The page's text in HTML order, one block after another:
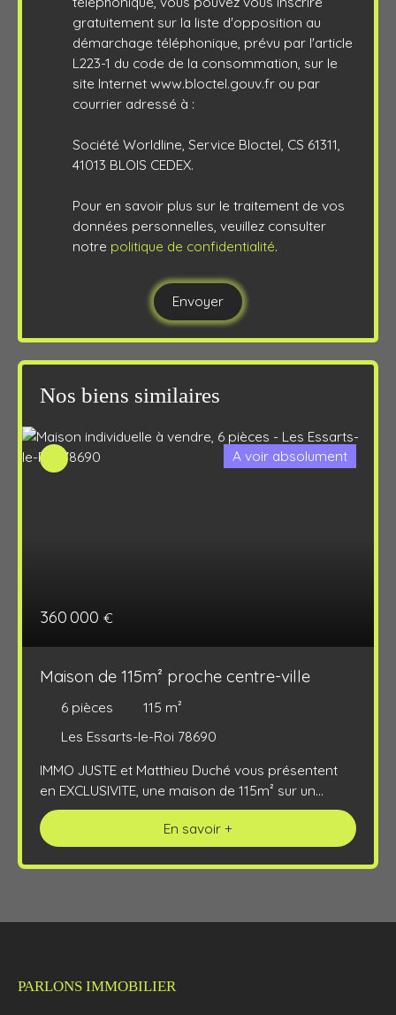
gratuitement sur la liste d'opposition au
démarchage téléphonique, prévu par l'article
L223-1 du code de la consommation, sur le
site Internet www.bloctel.gouv.fr ou par
courrier adressé à :
Société Worldline, Service Bloctel, CS 61311,
41013 BLOIS CEDEX.
Pour en savoir plus sur le traitement de vos
données personnelles, veuillez consulter
notre politique de confidentialité.
Envoyer
Nos biens similaires
360 000 €
A voir absolument
Maison de 115m² proche centre-ville
6 pièces 115 m²
Les Essarts-le-Roi 78690
IMMO JUSTE et Matthieu Duché vous présentent
en EXCLUSIVITE, une maison de 115m² sur un
terrain de 607m². Au rez-de-chaussée, vous
trouverez une entrée avec placard(7m²), un
double séjour(37m²), une cuisine indépendante(11.
33m²) avec accès au garage attenant, une
et WC indépendant. Cette maison est en bon état,
En savoir +
PARLONS IMMOBILIER